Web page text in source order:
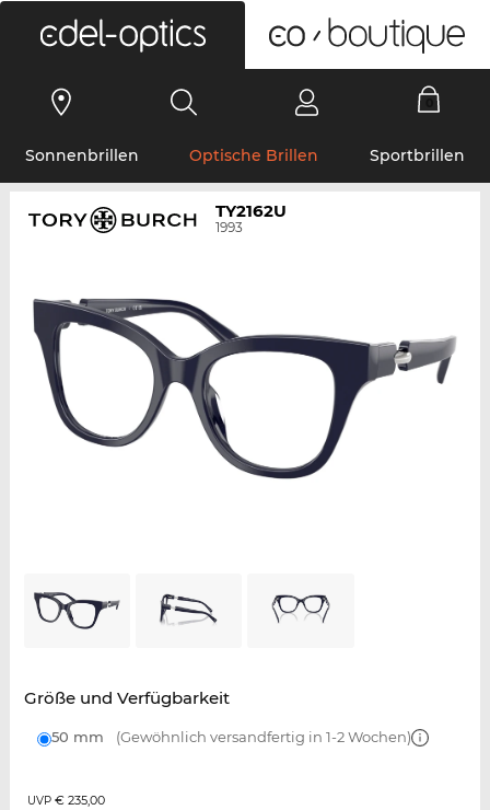
Sonnenbrillen Optische Brillen Sportbrillen
TY2162U
1993
Größe und Verfügbarkeit
50 mm (Gewöhnlich versandfertig in 1-2 Wochen)
UVP € 235,00